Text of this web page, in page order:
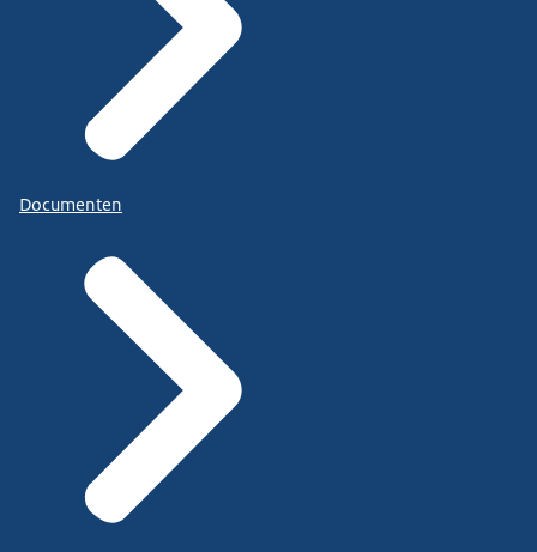
Documenten